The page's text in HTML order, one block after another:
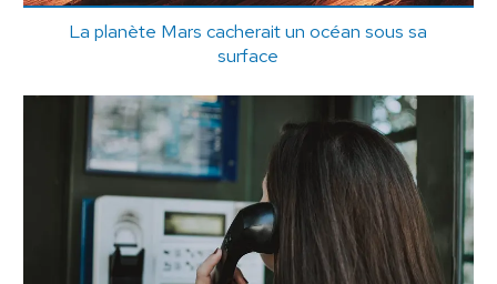
La planète Mars cacherait un océan sous sa
surface